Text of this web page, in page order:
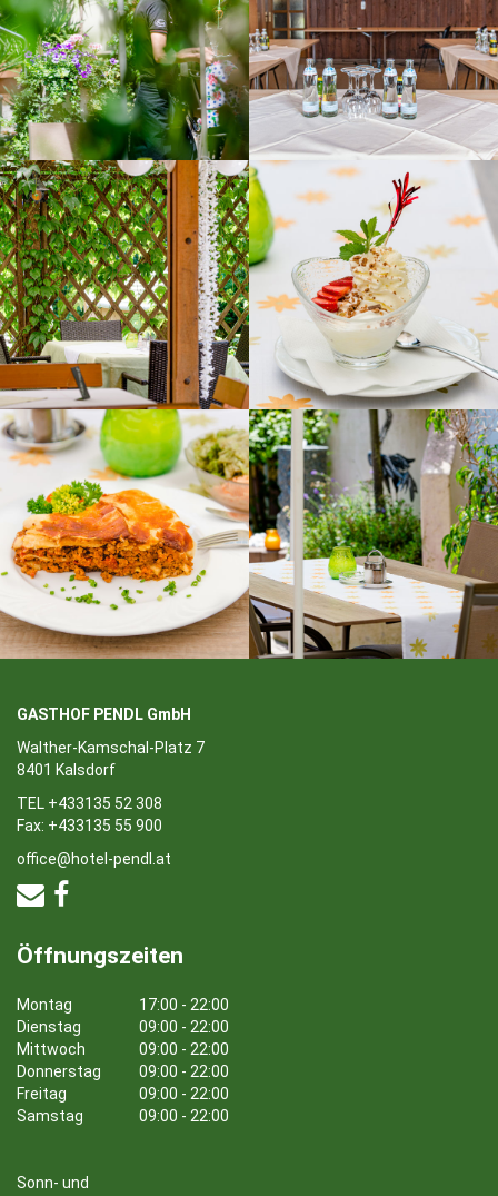
GASTHOF PENDL GmbH
Walther-Kamschal-Platz 7
8401 Kalsdorf
TEL +433135 52 308
Fax: +433135 55 900
office@hotel-pendl.at
Öffnungszeiten
Montag
17:00 - 22:00
Dienstag
09:00 - 22:00
Mittwoch
09:00 - 22:00
Donnerstag
09:00 - 22:00
Freitag
09:00 - 22:00
Samstag
09:00 - 22:00
Sonn- und